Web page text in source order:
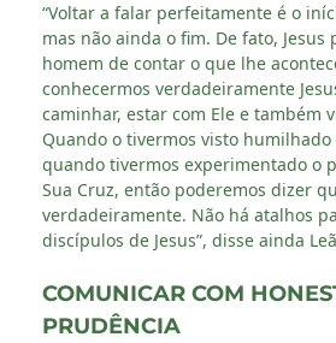
“Voltar a falar perfeitamente é o
mas não ainda o fim. De fato, Jesus
homem de contar o que lhe
conhecermos verdadeiramente
caminhar, estar com Ele e também
Quando o tivermos visto
quando tivermos experimentado o
Sua Cruz, então poderemos dizer
verdadeiramente. Não há atalhos
discípulos de Jesus”, disse ainda
COMUNICAR COM
PRUDÊNCIA